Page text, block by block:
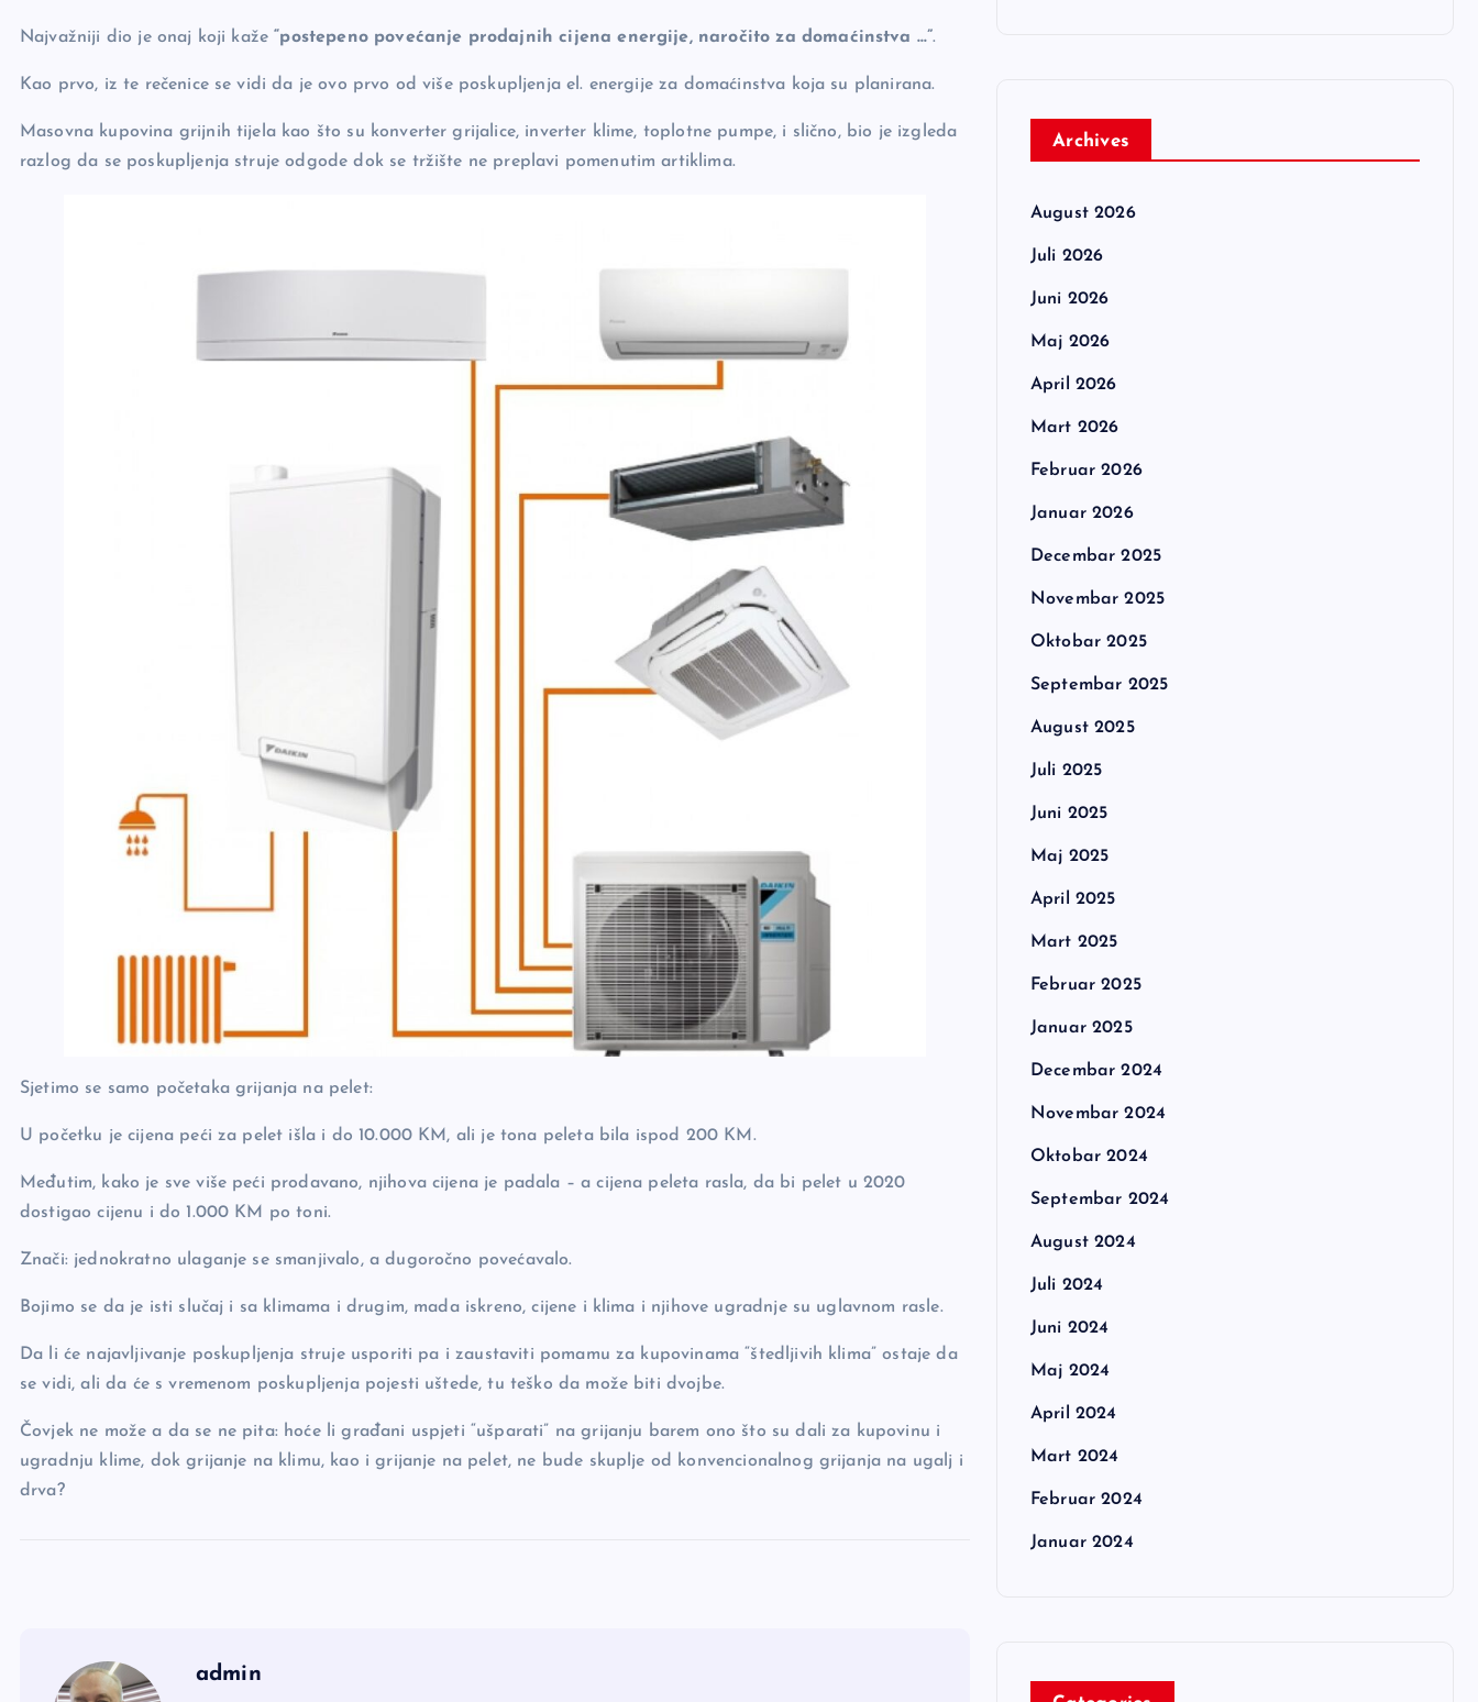
Najvažniji dio je onaj koji kaže“postepeno povećanje prodajnih cijena energije, naročito za domaćinstva …”.
Kao prvo, iz te rečenice se vidi da je ovo prvo od više poskupljenja el. energije za domaćinstva koja su planirana.
Masovna kupovina grijnih tijela kao što su konverter grijalice, inverter klime, toplotne pumpe, i slično, bio je izgleda
razlog da se poskupljenja struje odgode dok se tržište ne preplavi pomenutim artiklima.
Sjetimo se samo početaka grijanja na pelet:
U početku je cijena peći za pelet išla i do 10.000 KM, ali je tona peleta bila ispod 200 KM.
Međutim, kako je sve više peći prodavano, njihova cijena je padala – a cijena peleta rasla, da bi pelet u 2020
dostigao cijenu i do 1.000 KM po toni.
Znači: jednokratno ulaganje se smanjivalo, a dugoročno povećavalo.
Bojimo se da je isti slučaj i sa klimama i drugim, mada iskreno, cijene i klima i njihove ugradnje su uglavnom rasle.
Da li će najavljivanje poskupljenja struje usporiti pa i zaustaviti pomamu za kupovinama “štedljivih klima” ostaje da
se vidi, ali da će s vremenom poskupljenja pojesti uštede, tu teško da može biti dvojbe.
Čovjek ne može a da se ne pita: hoće li građani uspjeti “ušparati” na grijanju barem ono što su dali za kupovinu i
ugradnju klime, dok grijanje na klimu, kao i grijanje na pelet, ne bude skuplje od konvencionalnog grijanja na ugalj i
drva?
admin
Archives
August 2026
Juli 2026
Juni 2026
Maj 2026
April 2026
Mart 2026
Februar 2026
Januar 2026
Decembar 2025
Novembar 2025
Oktobar 2025
Septembar 2025
August 2025
Juli 2025
Juni 2025
Maj 2025
April 2025
Mart 2025
Februar 2025
Januar 2025
Decembar 2024
Novembar 2024
Oktobar 2024
Septembar 2024
August 2024
Juli 2024
Juni 2024
Maj 2024
April 2024
Mart 2024
Februar 2024
Januar 2024